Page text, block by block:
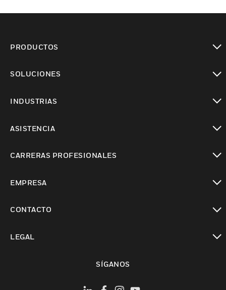
PRODUCTOS
SOLUCIONES
INDUSTRIAS
ASISTENCIA
CARRERAS PROFESIONALES
EMPRESA
CONTACTO
LEGAL
SÍGANOS